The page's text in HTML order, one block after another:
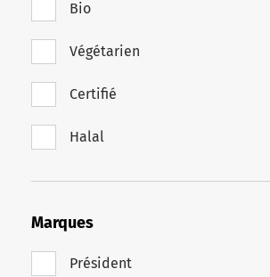
Bio
Végétarien
Certifié
Halal
Marques
Président